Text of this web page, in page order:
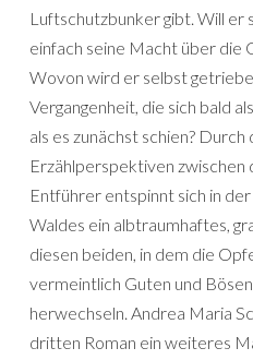
Luftschutzbunker gibt. Will er
einfach seine Macht über die
Wovon wird er selbst
Vergangenheit, die sich bald
als es zunächst schien?
Erzählperspektiven
Entführer entspinnt sich in
Waldes ein albtraumhaftes,
diesen beiden, in dem die
vermeintlich Guten und
herwechseln. Andrea Maria
dritten Roman ein weiteres